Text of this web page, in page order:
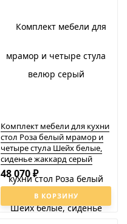
Комплект мебели для кухни
стол Роза белый мрамор и
четыре стула Шейх белые,
сиденье жаккард серый
В КОРЗИНУ
48 070 ₽